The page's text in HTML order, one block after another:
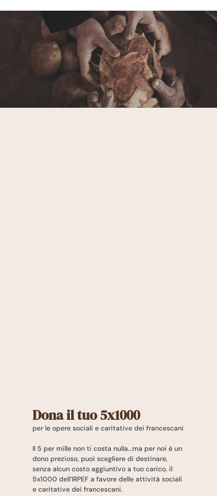
Dona il tuo 5x1000
per le opere sociali e caritative dei francescani
Il 5 per mille non ti costa nulla...ma per noi è un
dono prezioso, puoi scegliere di destinare,
senza alcun costo aggiuntivo a tuo carico, il
5x1000 dell’IRPEF a favore delle attività sociali
e caritative dei francescani.